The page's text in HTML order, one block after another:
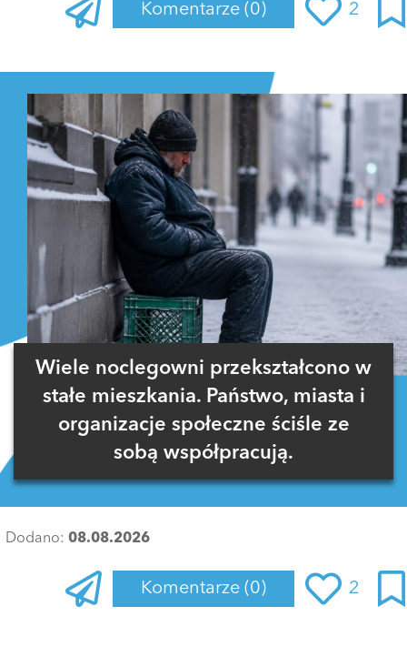
Komentarze (0) 2
Wiele noclegowni przekształcono w
stałe mieszkania. Państwo, miasta i
organizacje społeczne ściśle ze
sobą współpracują.
Dodano: 08.08.2026
Komentarze (0) 2